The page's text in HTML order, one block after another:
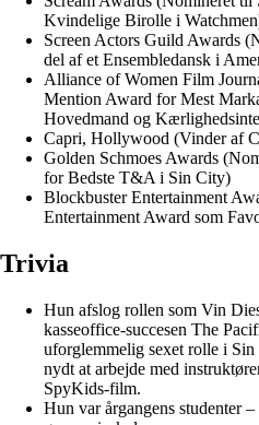
Kvindelige Birolle i
Screen Actors Guild Awards
del af et Ensembledansk i
Alliance of Women Film
Mention Award for Mest
Hovedmand og
Capri, Hollywood (Vinder af
Golden Schmoes Awards
for Bedste T&A i Sin City)
Blockbuster Entertainment
Entertainment Award som
Trivia
Hun afslog rollen som Vin
kasseoffice-succesen The
uforglemmelig sexet rolle i
nydt at arbejde med
SpyKids-film.
Hun var årgangens studenter